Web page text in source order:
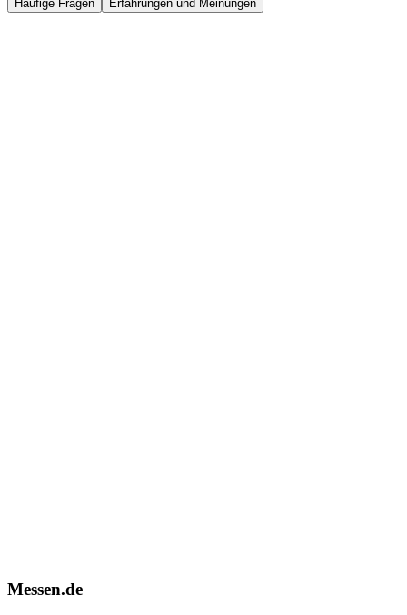
Häufige Fragen
Erfahrungen und Meinungen
Messen.de